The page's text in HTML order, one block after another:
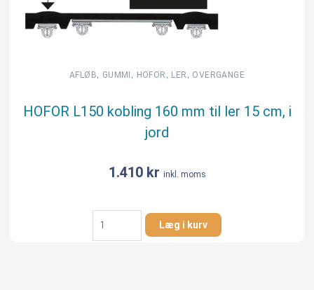
AFLØB, GUMMI , HOFOR , LER , OVERGANGE
HOFOR L150 kobling 160 mm til ler 15 cm, i
jord
1.410 kr inkl. moms
HOFOR
L150
kobling
Læg i kurv